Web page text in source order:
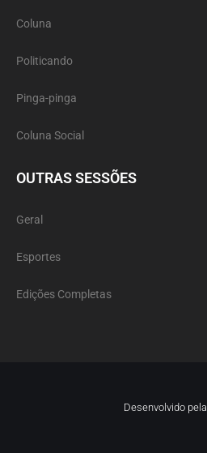
Coluna
Politicando
Pinga-pinga
Coluna Social
OUTRAS SESSÕES
Geral
Esportes
Edições Completas
Desenvolvido pela